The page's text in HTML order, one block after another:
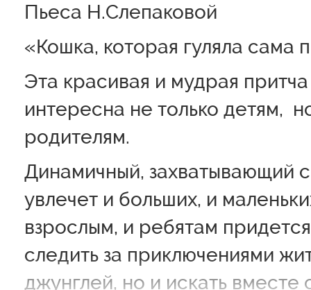
Пьеса Н.Слепаковой
«Кошка, которая гуляла сама
Эта красивая и мудрая
интересна не только детям,
родителям.
Динамичный, захватывающий
увлечет и больших, и
взрослым, и ребятам
следить за приключениями
джунглей, но и искать вместе